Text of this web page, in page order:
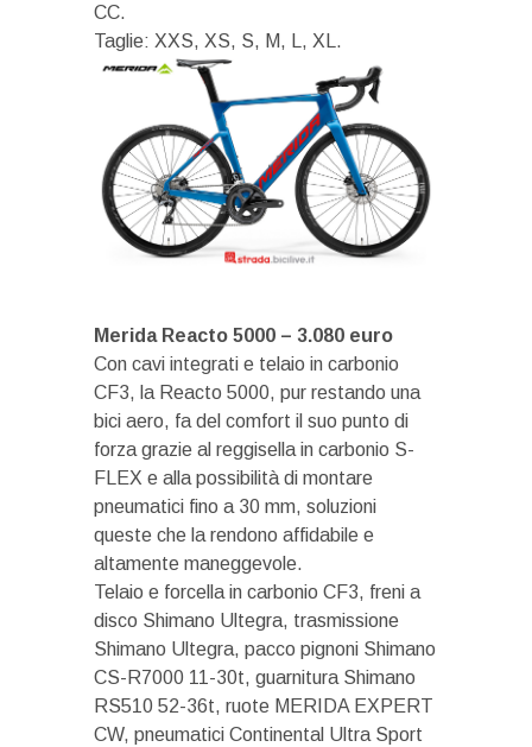
CC.
Taglie: XXS, XS, S, M, L, XL.
Merida Reacto 5000 – 3.080 euro
Con cavi integrati e telaio in carbonio
CF3, la Reacto 5000, pur restando una
bici aero, fa del comfort il suo punto di
forza grazie al reggisella in carbonio S-
FLEX e alla possibilità di montare
pneumatici fino a 30 mm, soluzioni
queste che la rendono affidabile e
altamente maneggevole.
Telaio e forcella in carbonio CF3, freni a
disco Shimano Ultegra, trasmissione
Shimano Ultegra, pacco pignoni Shimano
CS-R7000 11-30t, guarnitura Shimano
RS510 52-36t, ruote MERIDA EXPERT
CW, pneumatici Continental Ultra Sport